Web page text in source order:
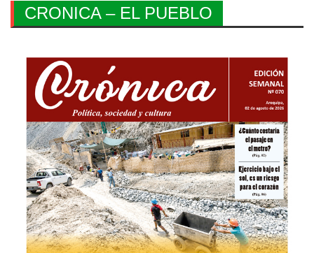
CRONICA – EL PUEBLO